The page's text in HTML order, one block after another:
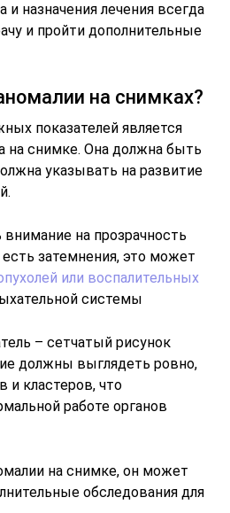
и назначения лечения всегда
и пройти дополнительные
на снимках?
показателей является
на снимке. Она должна быть
указывать на развитие
на прозрачность
затемнения, это может
или воспалительных
системы
– сетчатый рисунок
должны выглядеть ровно,
и кластеров, что
работе органов
на снимке, он может
обследования для